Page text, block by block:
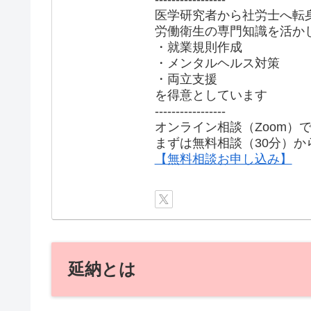
医学研究者から社労士へ転
労働衛生の専門知識を活か
・就業規則作成
・メンタルヘルス対策
・両立支援
を得意としています
-----------------
オンライン相談（Zoom）
まずは無料相談（30分）か
【無料相談お申し込み】
延納とは